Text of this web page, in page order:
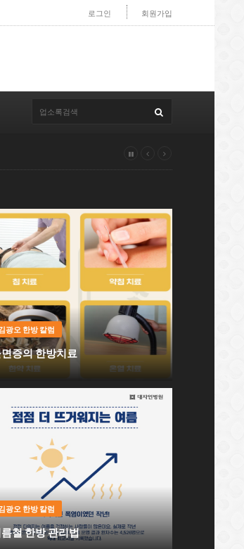
로그인 회원가입
광오 한방 칼럼
증의 한방치료
면증의 한방치료
광오 한방 칼럼
철 한방 관리법